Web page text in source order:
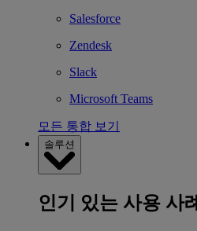
Salesforce
Zendesk
Slack
Microsoft Teams
모든 통합 보기
솔루션
인기 있는 사용 사례